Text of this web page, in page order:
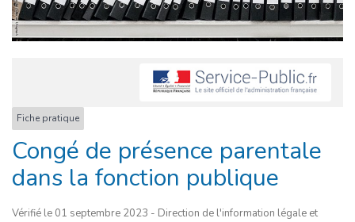
Fiche pratique
Congé de présence parentale
dans la fonction publique
Vérifié le 01 septembre 2023 - Direction de l'information légale et